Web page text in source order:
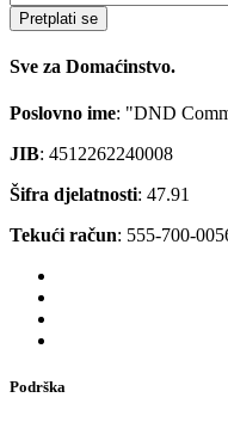
Pretplati se
Sve za Domaćinstvo.
Poslovno ime: "DND
JIB: 4512262240008
Šifra djelatnosti: 47.91
Tekući račun: 555-700-
Podrška